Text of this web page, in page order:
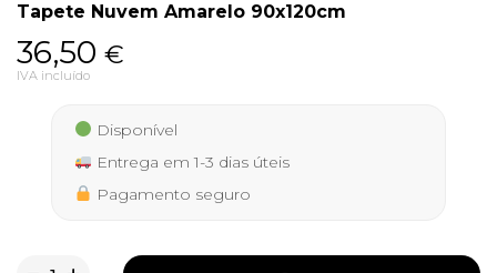
Tapete Nuvem Amarelo 90x120cm
36,50 €
IVA incluído
Disponível
Entrega em 1-3 dias úteis
Pagamento seguro